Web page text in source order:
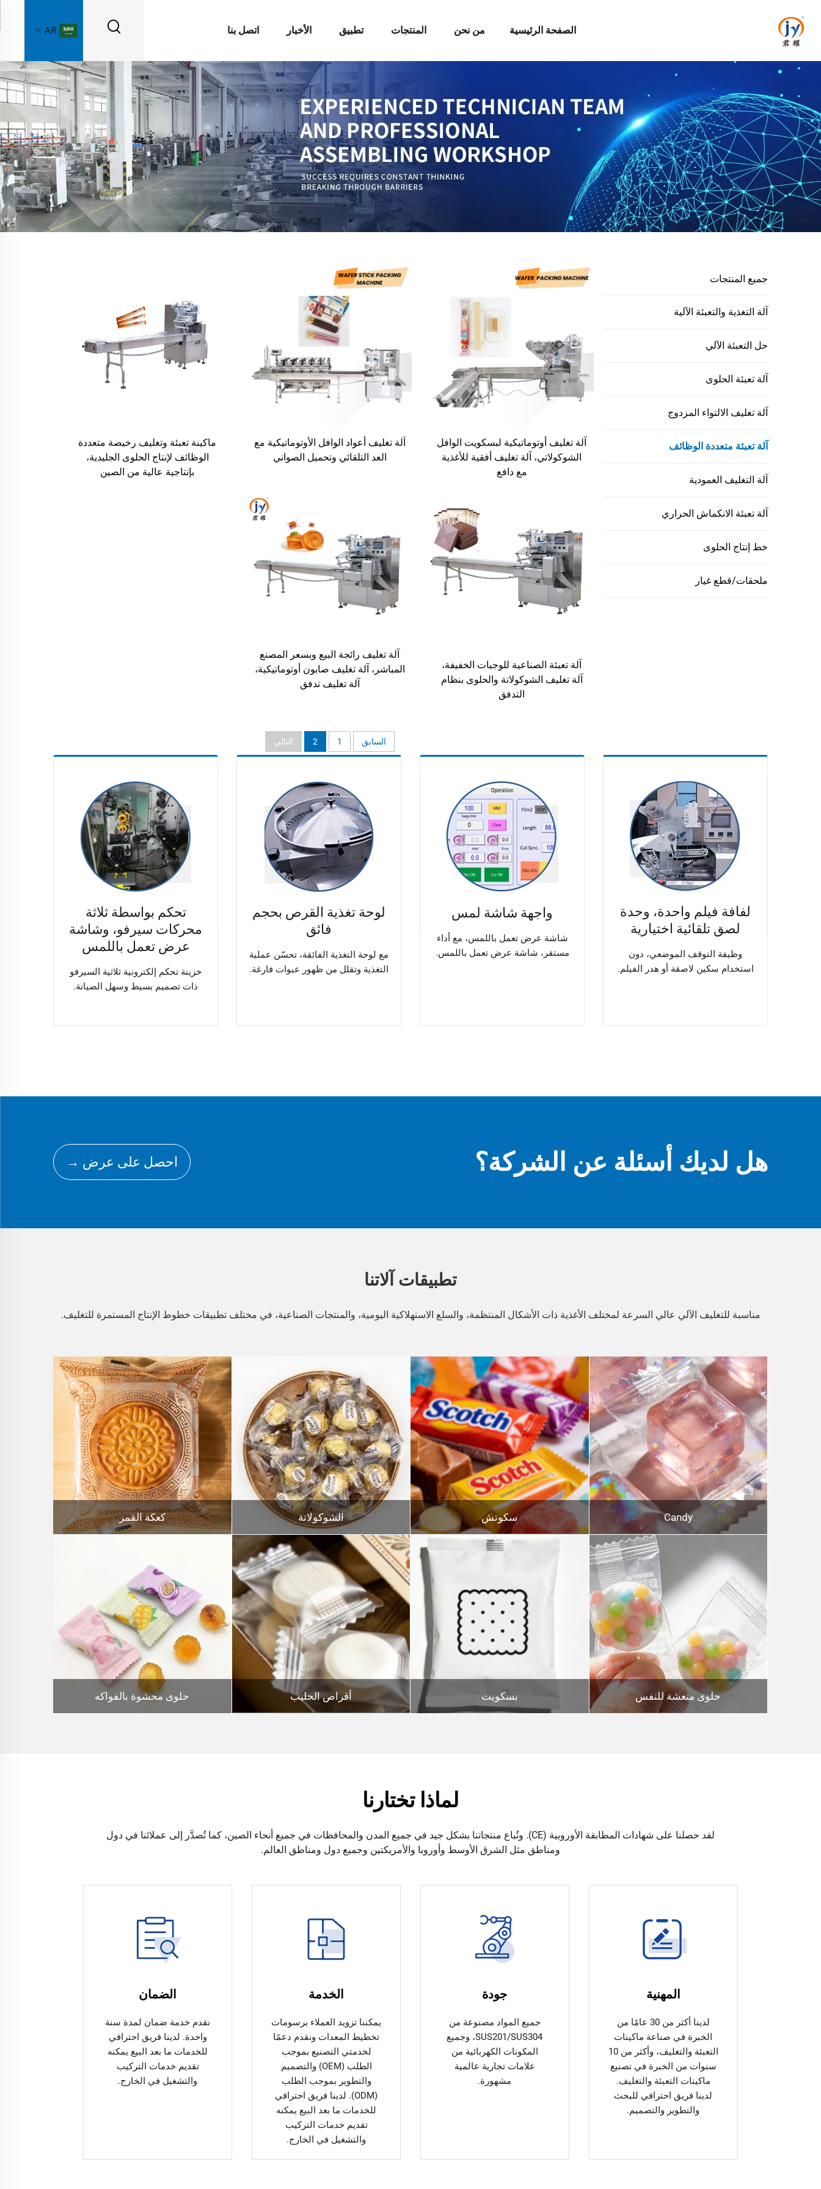
الصفحة الرئيسية من نحن المنتجات تطبيق الأخبار اتصل بنا AR
جميع المنتجات
آلة التغذية والتعبئة الآلية
حل التعبئة الآلي
آلة تعبئة الحلوى
آلة تغليف الالتواء المزدوج
آلة تعبئة متعددة الوظائف
آلة التغليف العمودية
آلة تعبئة الانكماش الحراري
خط إنتاج الحلوى
ملحقات/قطع غيار
آلة تغليف أوتوماتيكية لبسكويت الوافل
الشوكولاتي، آلة تغليف أفقية للأغذية
مع دافع
آلة تغليف أعواد الوافل الأوتوماتيكية مع
العد التلقائي وتحميل الصواني
ماكينة تعبئة وتغليف رخيصة متعددة
الوظائف لإنتاج الحلوى الجليدية،
بإنتاجية عالية من الصين
آلة تعبئة الصناعية للوجبات الخفيفة،
آلة تغليف الشوكولاتة والحلوى بنظام
التدفق
آلة تغليف رائجة البيع وبسعر المصنع
المباشر، آلة تغليف صابون أوتوماتيكية،
آلة تغليف تدفق
السابق 1
2 التالي
لفافة فيلم واحدة، وحدة
لصق تلقائية اختيارية
وظيفة التوقف الموضعي، دون
استخدام سكين لاصقة أو هدر الفيلم.
واجهة شاشة لمس
شاشة عرض تعمل باللمس، مع أداء
مستقر، شاشة عرض تعمل باللمس.
لوحة تغذية القرص بحجم
فائق
مع لوحة التغذية الفائقة، تحسّن عملية
التغذية وتقلل من ظهور عبوات فارغة.
تحكم بواسطة ثلاثة
محركات سيرفو، وشاشة
عرض تعمل باللمس
خزينة تحكم إلكترونية ثلاثية السيرفو
ذات تصميم بسيط وسهل الصيانة.
هل لديك أسئلة عن الشركة؟ احصل على عرض →
تطبيقات آلاتنا
مناسبة للتغليف الآلي عالي السرعة لمختلف الأغذية ذات الأشكال المنتظمة، والسلع الاستهلاكية اليومية، والمنتجات الصناعية، في مختلف تطبيقات خطوط الإنتاج المستمرة للتغليف.
Candy سكوتش الشوكولاتة كعكة القمر
حلوى منعشة للنفس بسكويت أقراص الحليب حلوى محشوة بالفواكه
لماذا تختارنا
لقد حصلنا على شهادات المطابقة الأوروبية (CE). وتُباع منتجاتنا بشكل جيد في جميع المدن والمحافظات في جميع أنحاء الصين، كما تُصدَّر إلى عملائنا في دول
ومناطق مثل الشرق الأوسط وأوروبا والأمريكتين وجميع دول ومناطق العالم.
المهنية
لدينا أكثر من 30 عامًا من
الخبرة في صناعة ماكينات
التعبئة والتغليف، وأكثر من 10
سنوات من الخبرة في تصنيع
ماكينات التعبئة والتغليف.
لدينا فريق احترافي للبحث
والتطوير والتصميم.
جودة
جميع المواد مصنوعة من
SUS201/SUS304، وجميع
المكونات الكهربائية من
علامات تجارية عالمية
مشهورة.
الخدمة
يمكننا تزويد العملاء برسومات
تخطيط المعدات ونقدم دعمًا
لخدمتي التصنيع بموجب
الطلب (OEM) والتصميم
والتطوير بموجب الطلب
(ODM). لدينا فريق احترافي
للخدمات ما بعد البيع يمكنه
تقديم خدمات التركيب
والتشغيل في الخارج.
الضمان
نقدم خدمة ضمان لمدة سنة
واحدة. لدينا فريق احترافي
للخدمات ما بعد البيع يمكنه
تقديم خدمات التركيب
والتشغيل في الخارج.